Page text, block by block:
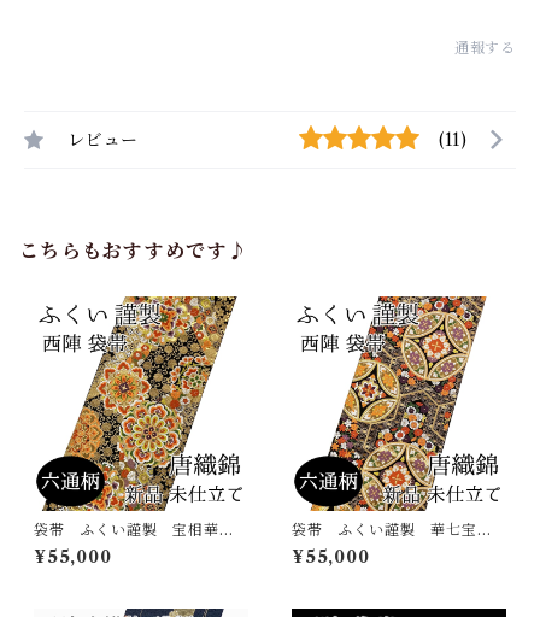
通報する
レビュー (11)
こちらもおすすめです♪
袋帯 ふくい謹製 宝相華
菊唐草 六通柄 唐織錦 西
陣 正絹 日本製 未仕立
¥55,000
袋帯 ふくい謹製 華七宝
毘沙門亀甲 六通柄 唐織
錦 西陣 正絹 日本製 未
¥55,000